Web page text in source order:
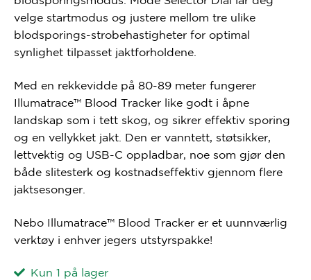
velge startmodus og justere mellom tre ulike
blodsporings-strobehastigheter for optimal
synlighet tilpasset jaktforholdene.
Med en rekkevidde på 80-89 meterfungerer
Illumatrace™ Blood Tracker like godt i åpne
landskap som i tett skog, og sikrer effektiv sporing
og en vellykket jakt. Den er vanntett, støtsikker,
lettvektig og USB-C oppladbar, noe som gjør den
både slitesterk og kostnadseffektiv gjennom flere
jaktsesonger.
Nebo Illumatrace™ Blood Trackerer et uunnværlig
verktøy i enhver jegers utstyrspakke!
Kun 1 på lager